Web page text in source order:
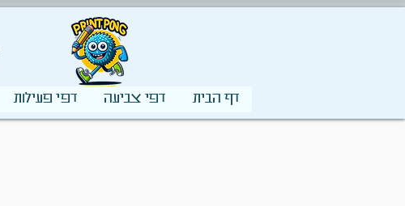
דף הבית דפי צביעה דפי פעילות